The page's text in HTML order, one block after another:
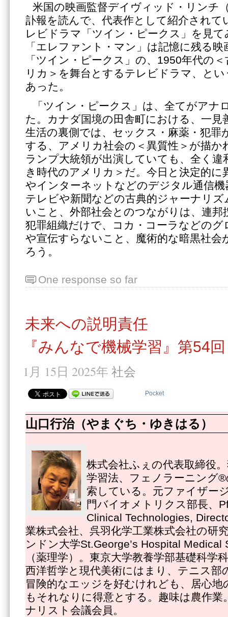
米国の映画監督デイヴィッド・リンチ
訃報を読んで、代表作として紹介されて
レビドラマ「ツイン・ピークス」を見
「エレファント・マン」は記憶に残る
「ツイン・ピークス」の、1950年代の
リカ＞を舞台とするテレビドラマ、と
あった。
「ツイン・ピークス」は、全てがアナ
た。カナダ国境の田舎町における、一見
生活の裏側では、セックス・麻薬・犯罪
する、アメリカ社会の＜異質性＞が描か
ランプ大統領が出演していても、全く違
き時代のアメリカ＞だ。今日と決定的
やインターネットなどのデジタル通信
テレビや新聞などの古典的ジャーナリ
いこと、外部社会とのつながりは、連邦
犯罪組織だけで、コカ・コーラなどのグ
や宣伝すらないこと、魔術的な暗黒社
ろう。
One response so far
未来への説明責任
『みんなで機械学習』第54回
1月 15日 2025年 社会
Pocket
山口行治（やまぐち・ゆきはる）
株式会社ふぇの代表取締役
学習法、フェノラーニング
索している。元ファイザー
門バイオメトリクス部長、
Clinical Technologies,
業株式会社、呉羽化学工業株式会社の研
ンドン大学St.George’s Hospital Medical
（薬理学）。東京大学教養学部基礎科学
西洋哲学と現代美術にはまり、テニス部
冒険的なエッジを好むけれども、居心地
もそれなりに得意とする。趣味は農作業
ナリスト会議会員。